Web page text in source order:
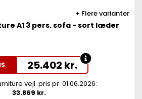
Flere varianter
A1 3 pers. sofa - sort læder
25.402 kr.
vejl. pris pr. 01.06.2026:
33.869 kr.